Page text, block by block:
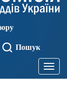
Пошук
Toggle